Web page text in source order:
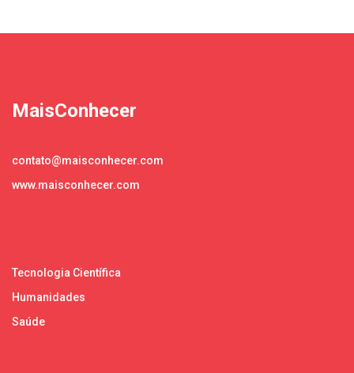
MaisConhecer
contato@maisconhecer.com
www.maisconhecer.com
Tecnologia Científica
Humanidades
Saúde